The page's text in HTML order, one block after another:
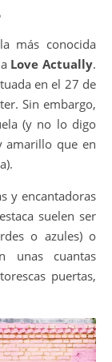
más conocida
Love Actually.
en el 27 de
Sin embargo,
(y no lo digo
amarillo que en
y encantadoras
suelen ser
o azules) o
unas cuantas
puertas,